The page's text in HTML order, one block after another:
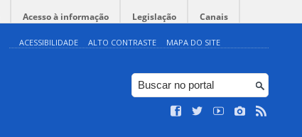
Acesso à informação Legislação Canais
ACESSIBILIDADE ALTO CONTRASTE MAPA DO SITE